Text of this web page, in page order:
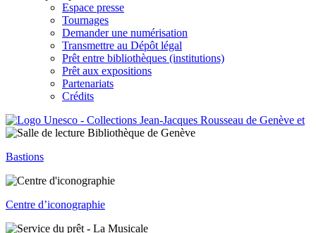
Espace presse
Tournages
Demander une numérisation
Transmettre au Dépôt légal
Prêt entre bibliothèques (institutions)
Prêt aux expositions
Partenariats
Crédits
Bastions
Centre d’iconographie